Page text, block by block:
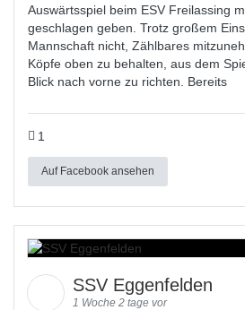
Auswärtsspiel beim ESV Freilassing
geschlagen geben. Trotz großem
Mannschaft nicht, Zählbares
Köpfe oben zu behalten, aus dem
Blick nach vorne zu richten. Bereits
1
Auf Facebook ansehen
SSV Eggenfelden
1 Woche 2 tage vor